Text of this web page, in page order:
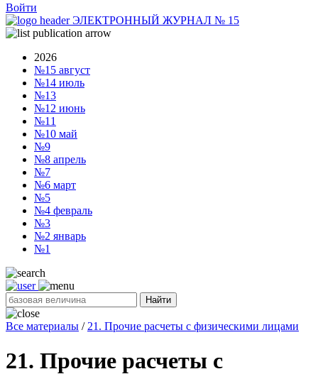
Войти
ЭЛЕКТРОННЫЙ ЖУРНАЛ № 15
2026
№15 август
№14 июль
№13
№12 июнь
№11
№10 май
№9
№8 апрель
№7
№6 март
№5
№4 февраль
№3
№2 январь
№1
Найти
Все материалы / 21. Прочие расчеты с физическими лицами
21. Прочие расчеты с